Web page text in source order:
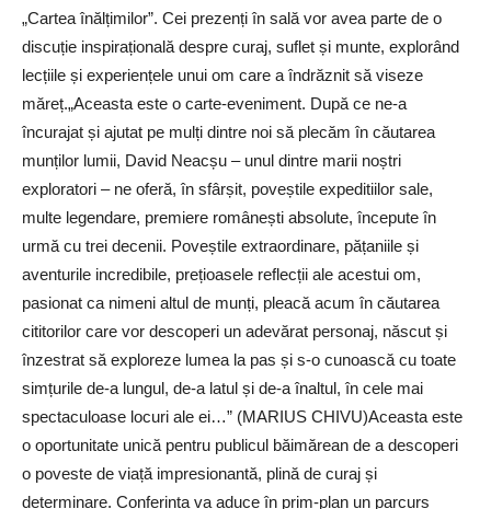
„Cartea înălțimilor”. Cei prezenți în sală vor avea parte de o
discuție inspirațională despre curaj, suflet și munte, explorând
lecțiile și experiențele unui om care a îndrăznit să viseze
măreț.„Aceasta este o carte-eveniment. După ce ne-a
încurajat și ajutat pe mulți dintre noi să plecăm în căutarea
munților lumii, David Neacșu – unul dintre marii noștri
exploratori – ne oferă, în sfârșit, poveștile expeditiilor sale,
multe legendare, premiere românești absolute, începute în
urmă cu trei decenii. Poveștile extraordinare, pățaniile și
aventurile incredibile, prețioasele reflecții ale acestui om,
pasionat ca nimeni altul de munți, pleacă acum în căutarea
cititorilor care vor descoperi un adevărat personaj, născut și
înzestrat să exploreze lumea la pas și s-o cunoască cu toate
simțurile de-a lungul, de-a latul și de-a înaltul, în cele mai
spectaculoase locuri ale ei…” (MARIUS CHIVU)Aceasta este
o oportunitate unică pentru publicul băimărean de a descoperi
o poveste de viață impresionantă, plină de curaj și
determinare. Conferința va aduce în prim-plan un parcurs